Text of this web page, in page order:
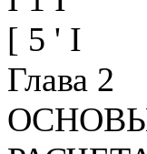
[ 5 ' I
Глава 2